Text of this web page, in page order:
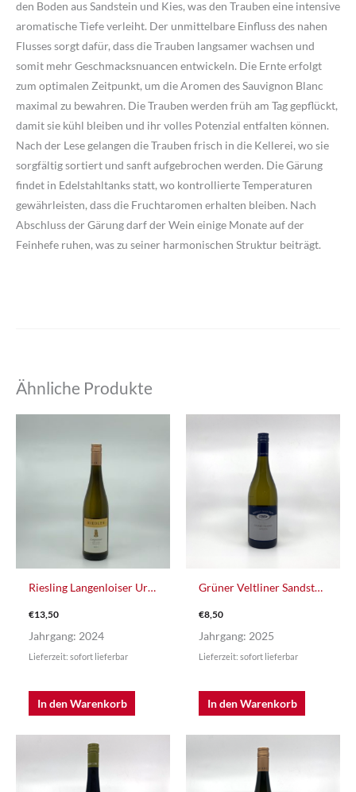
den Boden aus Sandstein und Kies, was den Trauben eine intensive
aromatische Tiefe verleiht. Der unmittelbare Einfluss des nahen
Flusses sorgt dafür, dass die Trauben langsamer wachsen und
somit mehr Geschmacksnuancen entwickeln. Die Ernte erfolgt
zum optimalen Zeitpunkt, um die Aromen des Sauvignon Blanc
maximal zu bewahren. Die Trauben werden früh am Tag gepflückt,
damit sie kühl bleiben und ihr volles Potenzial entfalten können.
Nach der Lese gelangen die Trauben frisch in die Kellerei, wo sie
sorgfältig sortiert und sanft aufgebrochen werden. Die Gärung
findet in Edelstahltanks statt, wo kontrollierte Temperaturen
gewährleisten, dass die Fruchtaromen erhalten bleiben. Nach
Abschluss der Gärung darf der Wein einige Monate auf der
Feinhefe ruhen, was zu seiner harmonischen Struktur beiträgt.
Ähnliche Produkte
Riesling Langenloiser Urgestein
€13,50
Jahrgang: 2024
Lieferzeit: sofort lieferbar
In den Warenkorb
Grüner Veltliner Sandstein
€8,50
Jahrgang: 2025
Lieferzeit: sofort lieferbar
In den Warenkorb